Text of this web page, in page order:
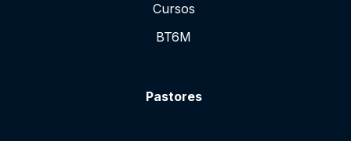
Cursos
BT6M
Pastores